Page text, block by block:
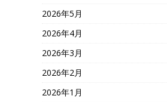
2026年5月
2026年4月
2026年3月
2026年2月
2026年1月